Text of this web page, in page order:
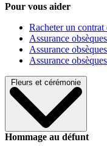
Pour vous aider
Racheter un contrat
Assurance
Assurance
Assurance
Fleurs et cérémonie
Hommage au défunt